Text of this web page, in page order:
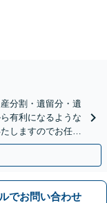
分割・遺留分・遺
有利になるような
しますのでお任せ
でお問い合わせ